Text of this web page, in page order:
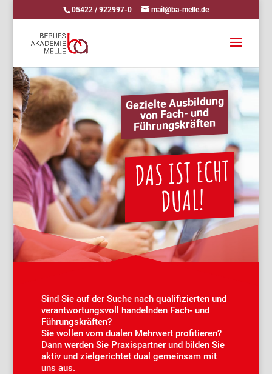
05422 / 922997-0 mail@ba-melle.de
Gezielte Ausbildung
von Fach- und
Führungskräften
DAS IST ECHT
DUAL!
Sind Sie auf der Suche nach qualifizierten und
verantwortungsvoll handelnden Fach- und
Führungskräften?
Sie wollen vom dualen Mehrwert profitieren?
Dann werden Sie Praxispartner und bilden Sie
aktiv und zielgerichtet dual gemeinsam mit
uns aus.